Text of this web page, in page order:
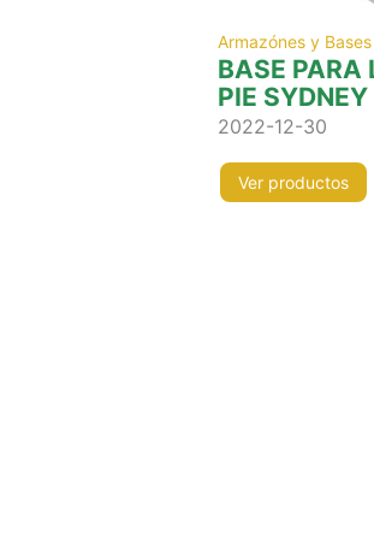
Armazónes y Bases
BASE PARA
PIE
2022-12-30
Ver productos